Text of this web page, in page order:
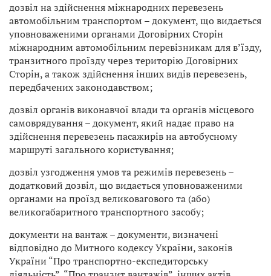
дозвіл на здійснення міжнародних перевезень
автомобільним транспортом – документ, що видається
уповноваженими органами Договірних Сторін
міжнародним автомобільним перевізникам для в’їзду,
транзитного проїзду через територію Договірних
Сторін, а також здійснення інших видів перевезень,
передбачених законодавством;
дозвіл органів виконавчої влади та органів місцевого
самоврядування – документ, який надає право на
здійснення перевезень пасажирів на автобусному
маршруті загального користування;
дозвіл узгодження умов та режимів перевезень –
додатковий дозвіл, що видається уповноваженими
органами на проїзд великовагового та (або)
великогабаритного транспортного засобу;
документи на вантаж – документи, визначені
відповідно до Митного кодексу України, законів
України “Про транспортно-експедиторську